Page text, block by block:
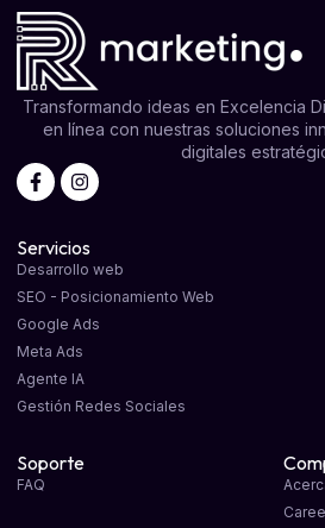
Transformando ideas en Excelencia
en línea con nuestras soluciones
digitales
Servicios
Desarrollo web
SEO - Posicionamiento Web
Google Ads
Meta Ads
Agente IA
Gestión Redes Sociales
Soporte
FAQ